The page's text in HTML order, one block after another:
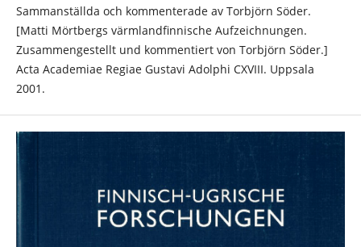
Sammanställda och kommenterade av Torbjörn Söder.
[Matti Mörtbergs värmlandfinnische Aufzeichnungen.
Zusammengestellt und kommentiert von Torbjörn Söder.]
Acta Academiae Regiae Gustavi Adolphi CXVIII. Uppsala
2001.